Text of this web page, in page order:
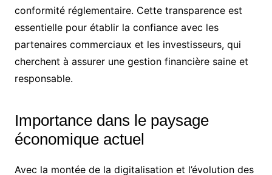
conformité réglementaire. Cette transparence est
essentielle pour établir la confiance avec les
partenaires commerciaux et les investisseurs, qui
cherchent à assurer une gestion financière saine et
responsable.
Importance dans le paysage
économique actuel
Avec la montée de la digitalisation et l’évolution des